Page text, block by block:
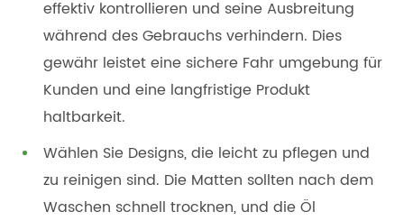
effektiv kontrollieren und seine Ausbreitung
während des Gebrauchs verhindern. Dies
gewähr leistet eine sichere Fahr umgebung für
Kunden und eine langfristige Produkt
haltbarkeit.
Wählen Sie Designs, die leicht zu pflegen und
zu reinigen sind. Die Matten sollten nach dem
Waschen schnell trocknen, und die Öl